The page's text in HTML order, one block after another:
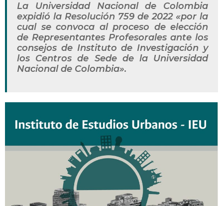
La Universidad Nacional de Colombia
expidió la Resolución 759 de 2022 «por la
cual se convoca al proceso de elección
de Representantes Profesorales ante los
consejos de Instituto de Investigación y
los Centros de Sede de la Universidad
Nacional de Colombia».